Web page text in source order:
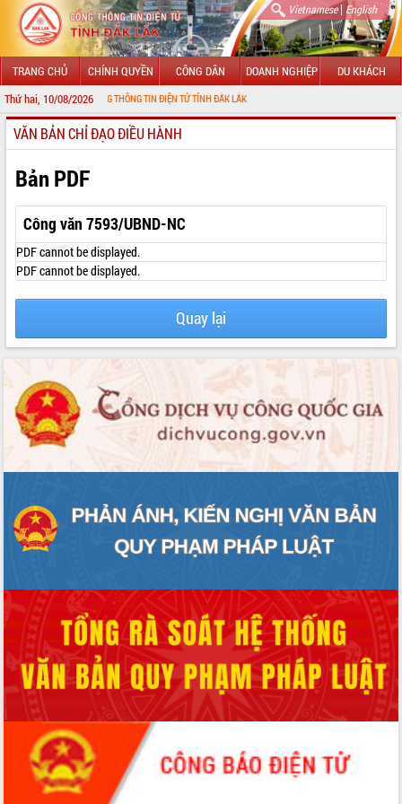
Vietnamese| English
TRANG CHỦ CHÍNH QUYỀN CÔNG DÂN DOANH NGHIỆP DU KHÁCH
Thứ hai, 10/08/2026
ĐẾN VỚI CỔNG THÔNG TIN ĐIỆN TỬ TỈNH ĐẮK LẮK
GIỚI THIỆU
LÃNH ĐẠO UBND TỈNH
TIN TỨC SỰ KIỆN
SỞ, BAN, NGÀNH
UBND CÁC XÃ, PHƯỜNG
HỆ THỐNG VĂN BẢN
VĂN BẢN HĐND TỈNH
ĐIỂM TIN VĂN BẢN
QUY HOẠCH - KẾ HOẠCH
VĂN BẢN CHỈ ĐẠO ĐIỀU HÀNH
Bản PDF
Công văn 7593/UBND-NC
PDF cannot be displayed.
PDF cannot be displayed.
Quay lại